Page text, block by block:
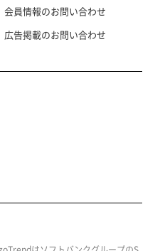
会員情報のお問い合わせ
広告掲載のお問い合わせ